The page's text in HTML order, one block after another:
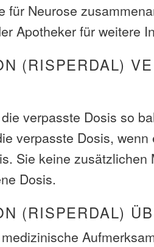
für Neurose
Apotheker für weitere
(RISPERDAL)
verpasste Dosis so
verpasste Dosis,
Sie keine zusätzlichen
Dosis.
(RISPERDAL)